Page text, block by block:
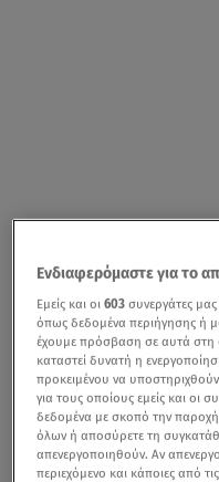
Ενδιαφερόμαστε για το
Εμείς και οι603 συνεργάτες
όπως δεδομένα περιήγησης ή
έχουμε πρόσβαση σε αυτά στη
καταστεί δυνατή η
προκειμένου να
για τους οποίους εμείς και οι
δεδομένα με σκοπό την
όλων ή αποσύρετε τη
απενεργοποιηθούν. Αν
περιεχόμενο και κάποιες από